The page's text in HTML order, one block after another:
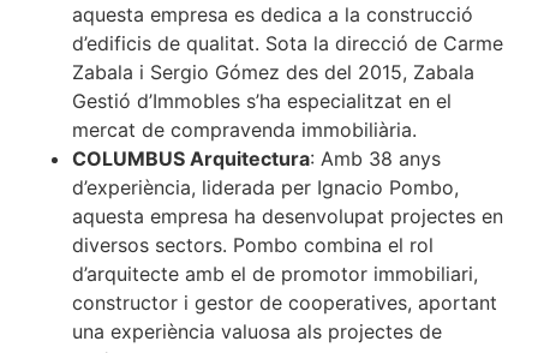
aquesta empresa es dedica a la construcció
d’edificis de qualitat. Sota la direcció de Carme
Zabala i Sergio Gómez des del 2015, Zabala
Gestió d’Immobles s’ha especialitzat en el
mercat de compravenda immobiliària.
COLUMBUS Arquitectura: Amb 38 anys
d’experiència, liderada per Ignacio Pombo,
aquesta empresa ha desenvolupat projectes en
diversos sectors. Pombo combina el rol
d’arquitecte amb el de promotor immobiliari,
constructor i gestor de cooperatives, aportant
una experiència valuosa als projectes de